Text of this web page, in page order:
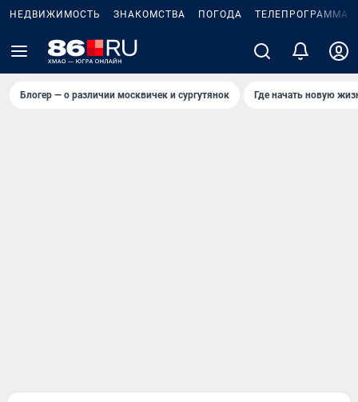
НЕДВИЖИМОСТЬ ЗНАКОМСТВА ПОГОДА ТЕЛЕПРОГРАММА
Блогер — о различии москвичек и сургутянок Где начать новую